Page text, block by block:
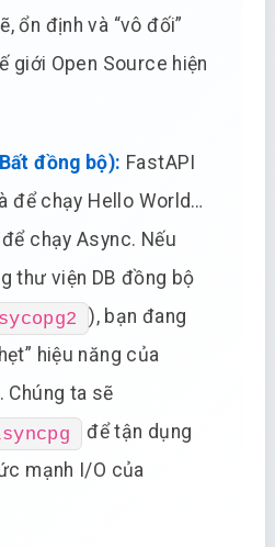
ổn định và “vô đối”
giới Open Source hiện
đồng bộ): FastAPI
để chạy Hello World…
để chạy Async. Nếu
thư viện DB đồng bộ
), bạn đang
hiệu năng của
Chúng ta sẽ
để tận dụng
mạnh I/O của